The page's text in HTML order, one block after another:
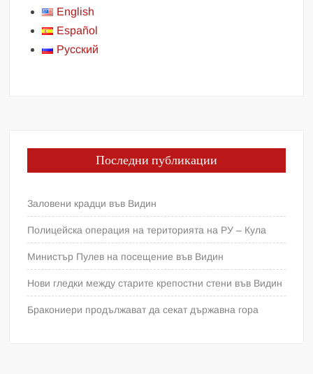
English
Español
Русский
Последни публикации
Заловени крадци във Видин
Полицейска операция на територията на РУ – Кула
Министър Пулев на посещение във Видин
Нови гледки между старите крепостни стени във Видин
Бракониери продължават да секат държавна гора